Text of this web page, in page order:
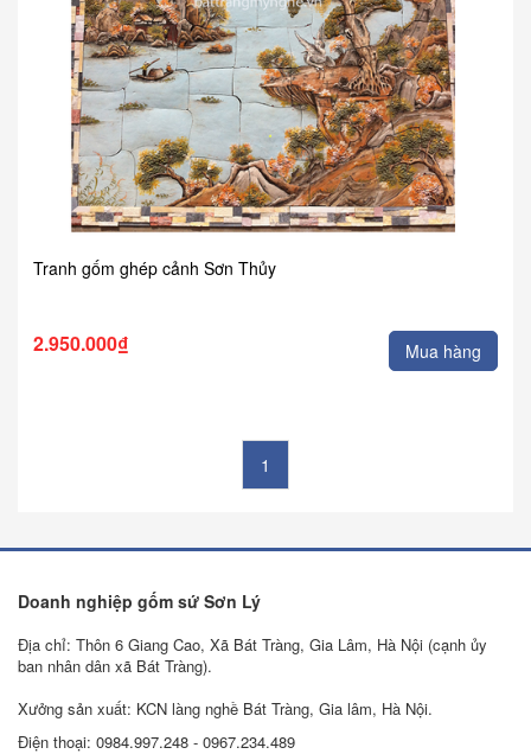
Tranh gốm ghép cảnh Sơn Thủy
2.950.000₫ Mua hàng
1
Doanh nghiệp gốm sứ Sơn Lý
Địa chỉ: Thôn 6 Giang Cao, Xã Bát Tràng, Gia Lâm, Hà Nội (cạnh ủy
ban nhân dân xã Bát Tràng).
Xưởng sản xuất: KCN làng nghề Bát Tràng, Gia lâm, Hà Nội.
Điện thoại: 0984.997.248 - 0967.234.489